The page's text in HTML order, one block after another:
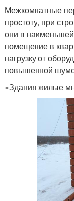
Межкомнатные
простоту, при
они в
помещение в
нагрузку от
повышенной
«Здания жилые